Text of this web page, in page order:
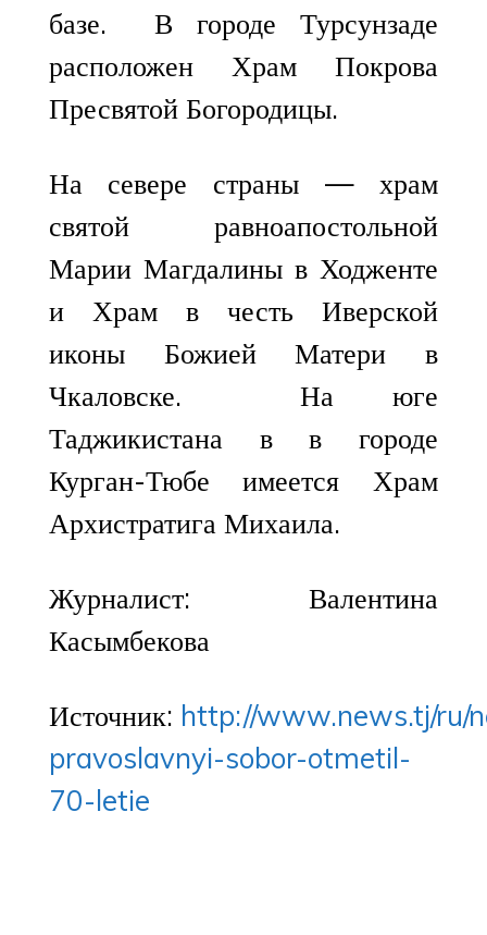
базе. В городе Турсунзаде
расположен Храм Покрова
Пресвятой Богородицы.
На севере страны — храм
святой равноапостольной
Марии Магдалины в Ходженте
и Храм в честь Иверской
иконы Божией Матери в
Чкаловске. На юге
Таджикистана в в городе
Курган-Тюбе имеется Храм
Архистратига Михаила.
Журналист: Валентина
Касымбекова
Источник: http://www.news.tj/ru/
pravoslavnyi-sobor-otmetil-
70-letie